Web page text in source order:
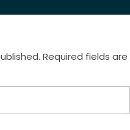
Required fields are